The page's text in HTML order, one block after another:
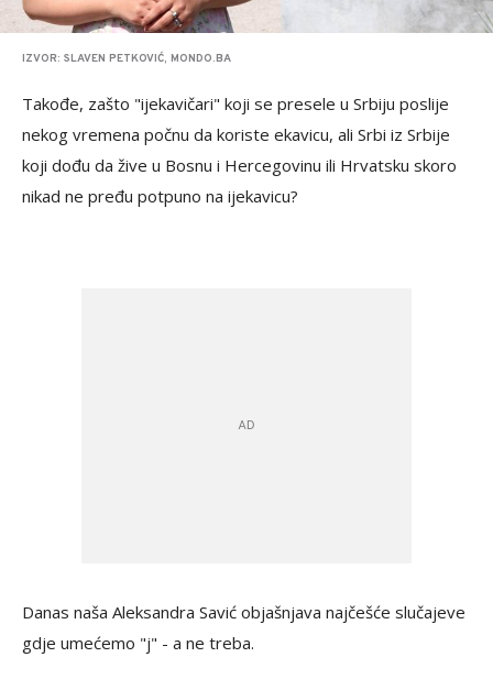
IZVOR: SLAVEN PETKOVIĆ, MONDO.BA
Takođe, zašto "ijekavičari" koji se presele u Srbiju poslije
nekog vremena počnu da koriste ekavicu, ali Srbi iz Srbije
koji dođu da žive u Bosnu i Hercegovinu ili Hrvatsku skoro
nikad ne pređu potpuno na ijekavicu?
Danas naša Aleksandra Savić objašnjava najčešće slučajeve
gdje umećemo "j" - a ne treba.